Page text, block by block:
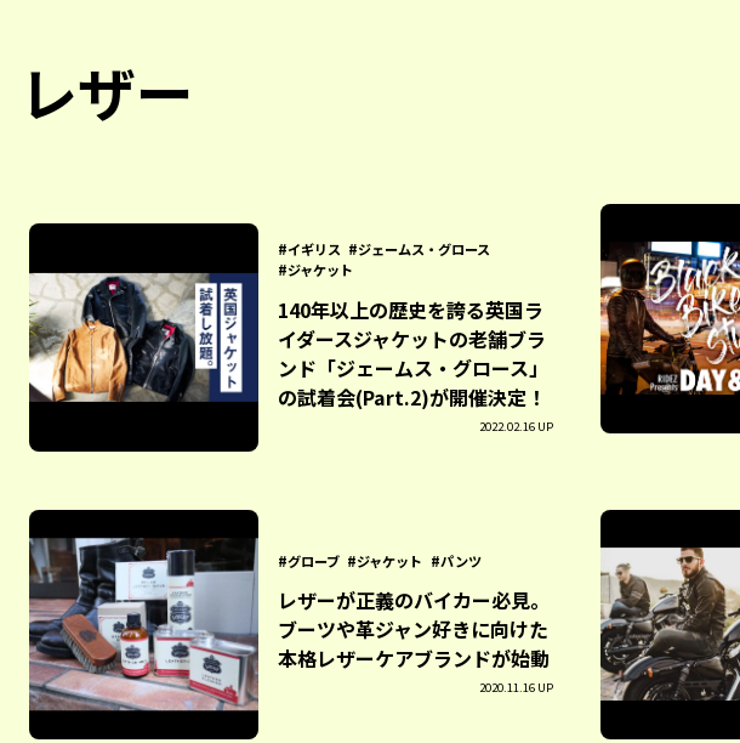
レザー
イギリス
ジェームス・グロース
ジャケット
140年以上の歴史を誇る英国ラ
イダースジャケットの老舗ブラ
ンド「ジェームス・グロース」
の試着会(Part.2)が開催決定！
2022.02.16 UP
グローブ ジャケット パンツ
レザーが正義のバイカー必見。
ブーツや革ジャン好きに向けた
本格レザーケアブランドが始動
2020.11.16 UP